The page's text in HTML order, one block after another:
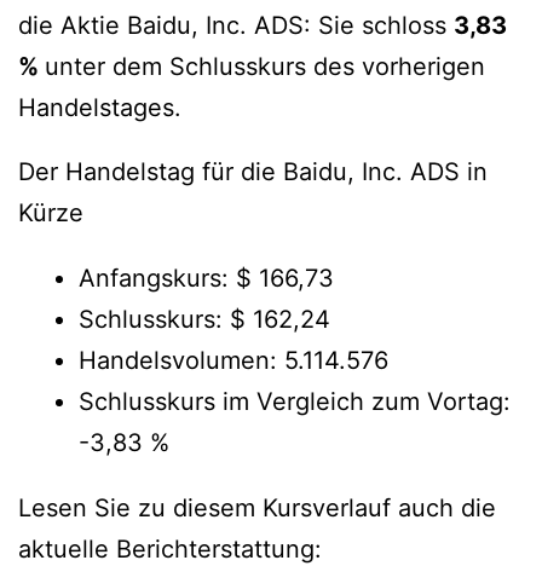
die Aktie Baidu, Inc. ADS: Sie schloss 3,83
% unter dem Schlusskurs des vorherigen
Handelstages.
Der Handelstag für die Baidu, Inc. ADS in
Kürze
Anfangskurs: $ 166,73
Schlusskurs: $ 162,24
Handelsvolumen: 5.114.576
Schlusskurs im Vergleich zum Vortag:
-3,83 %
Lesen Sie zu diesem Kursverlauf auch die
aktuelle Berichterstattung: